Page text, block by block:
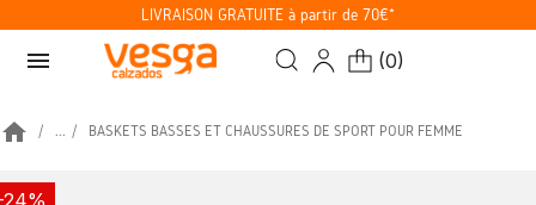
LIVRAISON GRATUITE à partir de 70€*
menu (0)
home ... BASKETS BASSES ET CHAUSSURES DE SPORT POUR FEMME